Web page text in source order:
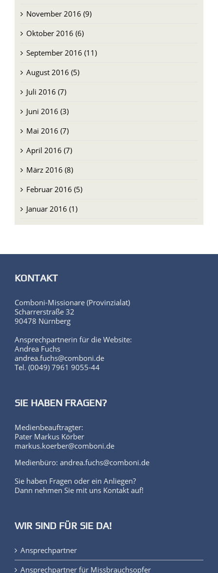
November 2016 (9)
Oktober 2016 (6)
September 2016 (11)
August 2016 (5)
Juli 2016 (7)
Juni 2016 (3)
Mai 2016 (7)
April 2016 (7)
März 2016 (8)
Februar 2016 (5)
Januar 2016 (1)
KONTAKT
Comboni-Missionare (Provinzialat)
Scharrerstraße 32
90478 Nürnberg
Ansprechpartnerin für die Website:
Andrea Fuchs
andrea.fuchs@comboni.de
Tel. (0049) 7961 9055-44
SIE HABEN FRAGEN?
Medienbeauftragter:
Pater Markus Körber
markus.koerber@comboni.de
Medienbüro: andrea.fuchs@comboni.de
Sie haben Fragen oder ein Anliegen?
Dann nehmen Sie mit uns Kontakt auf!
WIR SIND FÜR SIE DA!
Ansprechpartner
Ansprechpartner für Missbrauchsopfer